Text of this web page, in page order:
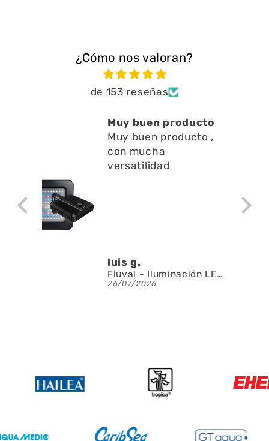
¿Cómo nos valoran?
de 153 reseñas
Muy buen producto
Muy buen producto ,
Fluval - Iluminación LED Nano Reef 4.0 de 25W
Está muy
a limpiar
apenas
a la